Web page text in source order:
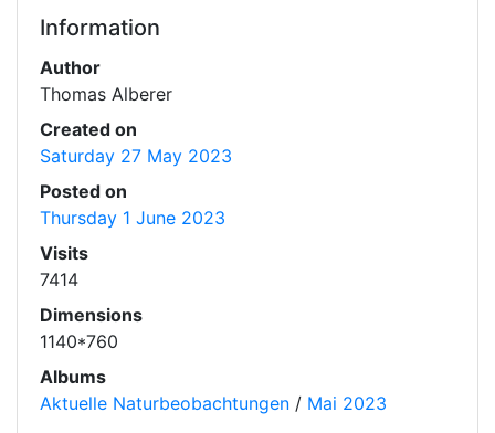
Information
Author
Thomas Alberer
Created on
Saturday 27 May 2023
Posted on
Thursday 1 June 2023
Visits
7414
Dimensions
1140*760
Albums
Aktuelle Naturbeobachtungen / Mai 2023